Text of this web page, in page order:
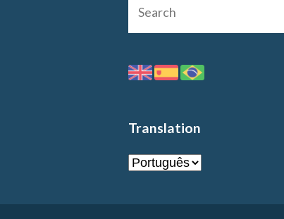
Translation